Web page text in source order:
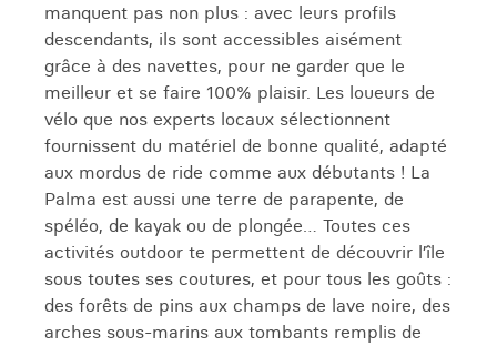
manquent pas non plus : avec leurs profils
descendants, ils sont accessibles aisément
grâce à des navettes, pour ne garder que le
meilleur et se faire 100% plaisir. Les loueurs de
vélo que nos experts locaux sélectionnent
fournissent du matériel de bonne qualité, adapté
aux mordus de ride comme aux débutants ! La
Palma est aussi une terre de parapente, de
spéléo, de kayak ou de plongée… Toutes ces
activités outdoor te permettent de découvrir l’île
sous toutes ses coutures, et pour tous les goûts :
des forêts de pins aux champs de lave noire, des
arches sous-marins aux tombants remplis de